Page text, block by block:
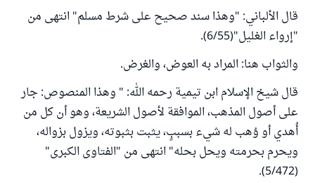
قال الألباني: "وهذا سند صحيح على شرط مسلم" انتهى من
"إرواء الغليل"(6/55).
والثواب هنا: المراد به العوض، والغرض.
قال شيخ الإسلام ابن تيمية رحمه الله: " وهذا المنصوص: جار
على أصول المذهب، الموافقة لأصول الشريعة، وهو أن كل من
أُهدي أو وُهب له شيء بسببٍ، يثبت بثبوته، ويزول بزواله،
ويحرم بحرمته ويحل بحله" انتهى من "الفتاوى الكبرى"
(5/472).